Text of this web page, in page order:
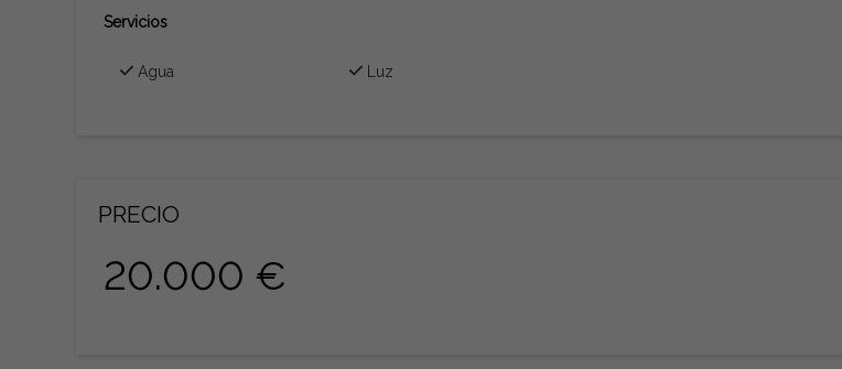
Servicios
Agua Luz
PRECIO
20.000 €